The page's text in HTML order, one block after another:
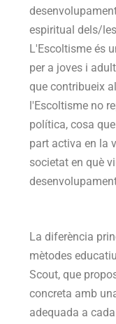
espiritual dels/
L'Escoltisme és
per a joves i
que contribueix
l'Escoltisme no
política, cosa
part activa en la
societat en què
La diferència
mètodes
Scout, que
concreta amb
adequada a